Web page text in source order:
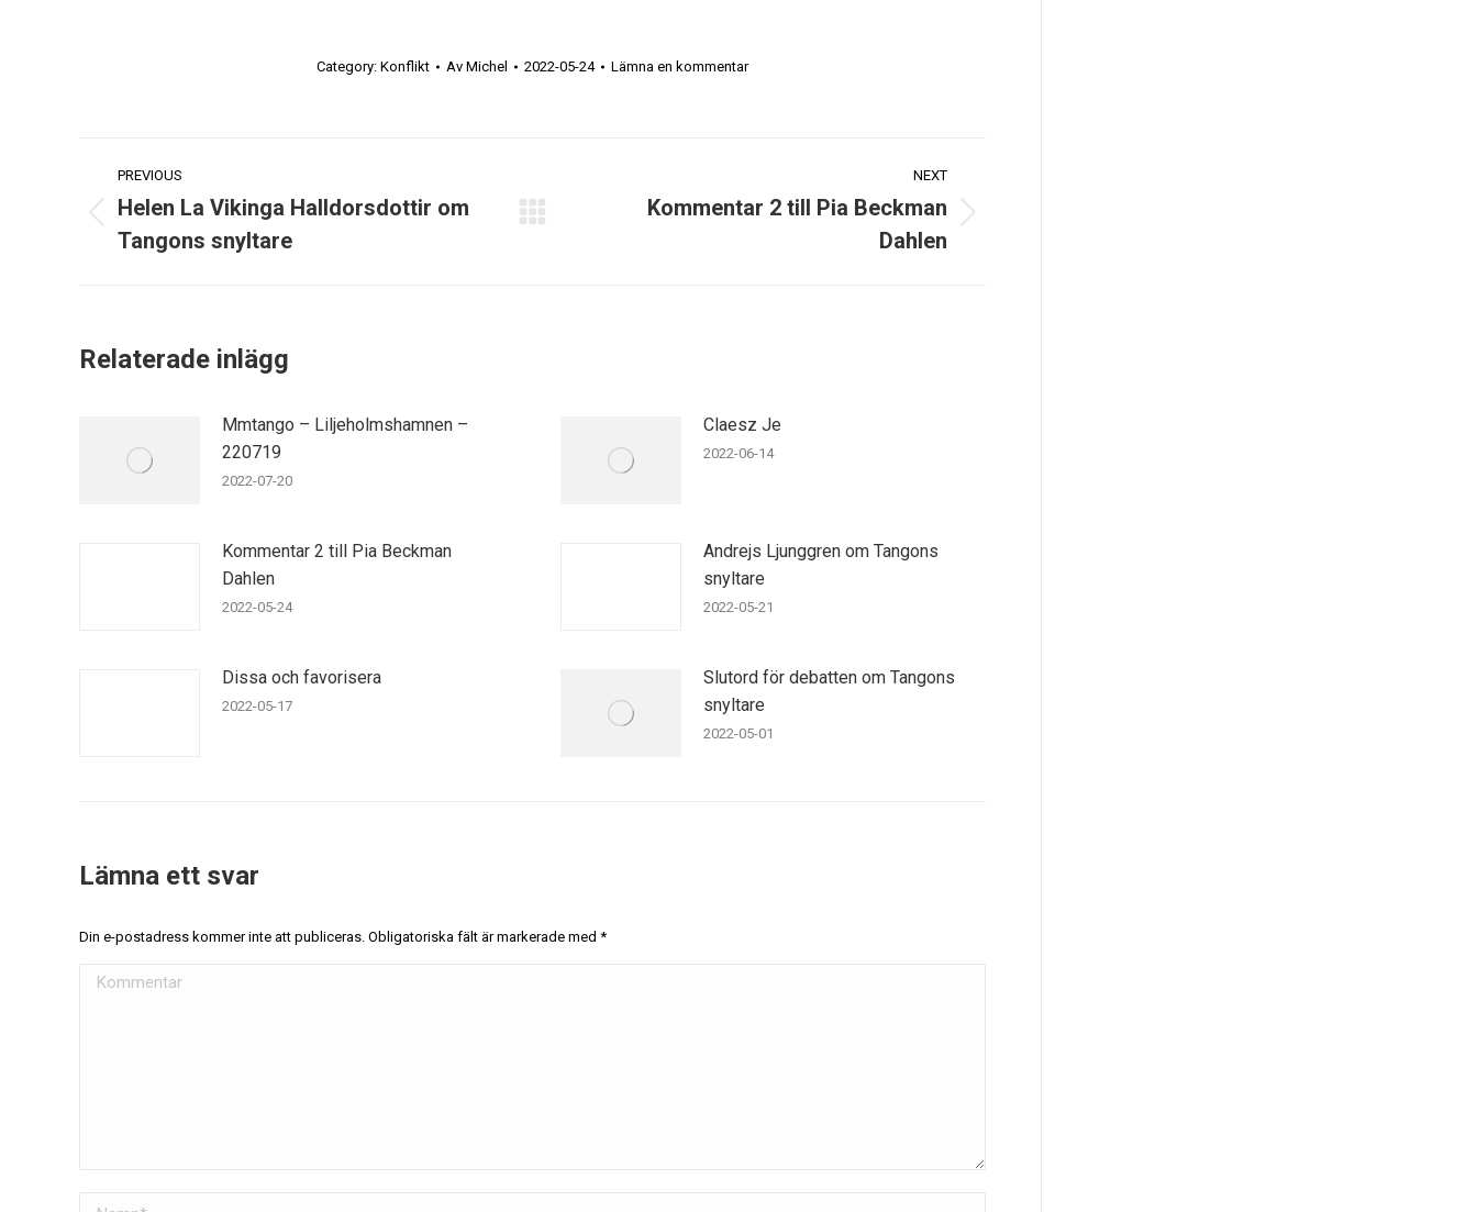
Category: Konflikt Av Michel 2022-05-24 Lämna en kommentar
Post
navigation
PREVIOUS
post:
Helen La Vikinga Halldorsdottir om
Tangons snyltare
NEXT
Kommentar 2 till Pia Beckman
Dahlen
Relaterade inlägg
Mmtango – Liljeholmshamnen –
220719
2022-07-20
Claesz Je
2022-06-14
Kommentar 2 till Pia Beckman
Dahlen
2022-05-24
Andrejs Ljunggren om Tangons
snyltare
2022-05-21
Dissa och favorisera
2022-05-17
Slutord för debatten om Tangons
snyltare
2022-05-01
Lämna ett svar
Din e-postadress kommer inte att publiceras. Obligatoriska fält är markerade med *
Kommentar
Namn *